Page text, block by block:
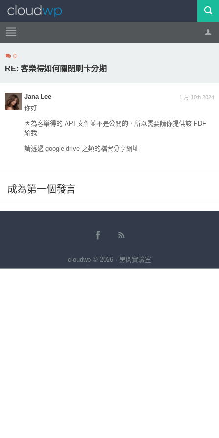
帳號 登出
0
RE: 客樂得如何關閉刷卡分期
1 月 10th 2024
Jana Lee
你好
因為客樂得的 API 文件並不是公開的，所以需要請你提供該 PDF
給我
請透過 google drive 之類的檔案分享網址
成為第一個發言
cloudwp © 2026 · 黑閃實驗室